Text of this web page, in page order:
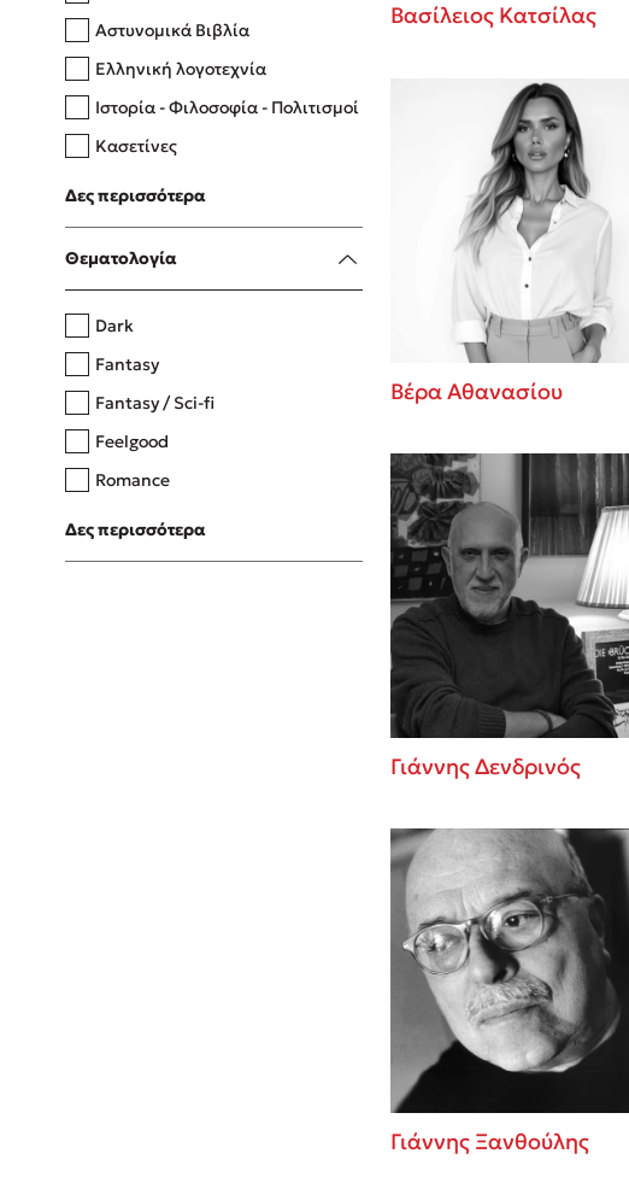
Δανάη Δεληγεώργη
Πάνω, κάτω, μπροστά, πίσω
Η μέθοδος Αφήστε τους
Αστυνομικά Βιβλία
Ελληνική λογοτεχνία
Ιστορία - Φιλοσοφία - Πολιτισμοί
Κασετίνες
Λευκώματα - Έγχρωμοι οδηγοί
Μαγειρική
Δες περισσότερα
Θεματολογία
Dark
Fantasy
Fantasy / Sci-fi
Feelgood
Romance
Upmarket
Young Adult
Δες περισσότερα
Βασίλειος Κατσίλας
Βέρα Αθανασίου
Γιάννης Δενδρινός
Γιάννης Ξανθούλης